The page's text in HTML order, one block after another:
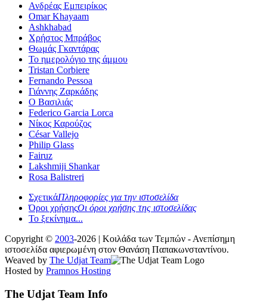
Ανδρέας Εμπειρίκος
Omar Khayaam
Ashkhabad
Χρήστος Μπράβος
Θωμάς Γκαντάρας
Το ημερολόγιο της άμμου
Tristan Corbiere
Fernando Pessoa
Γιάννης Ζαρκάδης
Ο Βασιλιάς
Federico Garcia Lorca
Νίκος Καρούζος
César Vallejo
Philip Glass
Fairuz
Lakshmiji Shankar
Rosa Balistreri
ΣχετικάΠληροφορίες για την ιστοσελίδα
Όροι χρήσηςΟι όροι χρήσης της ιστοσελίδας
Το ξεκίνημα...
Copyright © 2003-2026 | Κοιλάδα των Τεμπών - Ανεπίσημη
ιστοσελίδα αφιερωμένη στον Θανάση Παπακωνσταντίνου.
Weaved by The Udjat Team
Hosted by Pramnos Hosting
The Udjat Team Info